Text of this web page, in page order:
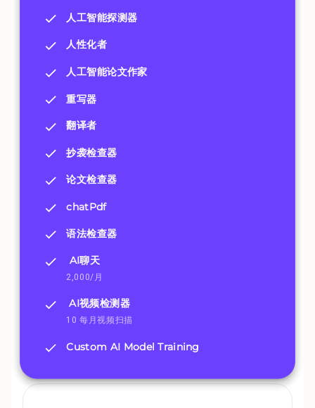
人工智能探测器
人性化者
人工智能论文作家
重写器
翻译者
抄袭检查器
论文检查器
chatPdf
语法检查器
AI聊天
2,000/月
AI视频检测器
10 每月视频扫描
Custom AI Model Training